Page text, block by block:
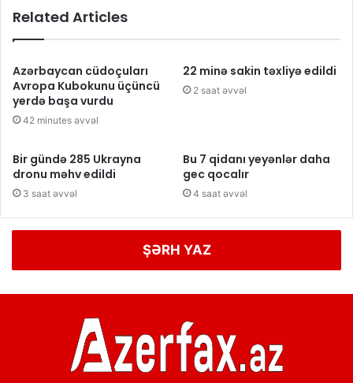
Related Articles
Azərbaycan cüdoçuları
Avropa Kubokunu üçüncü
yerdə başa vurdu
42 minutes əvvəl
22 minə sakin təxliyə edildi
2 saat əvvəl
Bir gündə 285 Ukrayna
dronu məhv edildi
3 saat əvvəl
Bu 7 qidanı yeyənlər daha
gec qocalır
4 saat əvvəl
ŞƏRH YAZ